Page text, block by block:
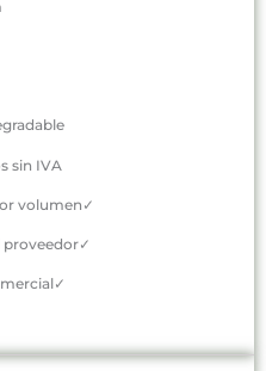
sin IVA
volumen✓
proveedor✓